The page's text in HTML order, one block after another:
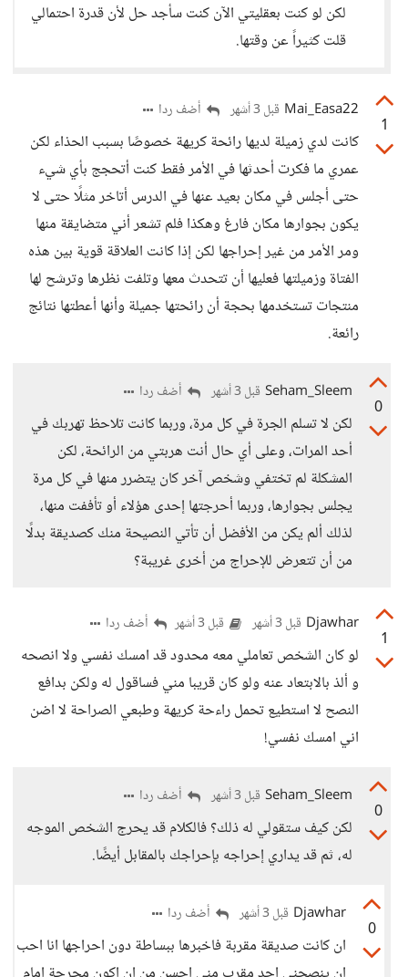
لكن لو كنت بعقليتي الآن كنت سأجد حل لأن قدرة احتمالي
قلت كثيراً عن وقتها.
1
Mai_Easa22 قبل 3 أشهر أضف ردا
كانت لدي زميلة لديها رائحة كريهة خصوصًا بسبب الحذاء لكن
عمري ما فكرت أحدثها في الأمر فقط كنت أتحجج بأي شيء
حتى أجلس في مكان بعيد عنها في الدرس أتاخر مثلًا حتى لا
يكون بجوارها مكان فارغ وهكذا فلم تشعر أني متضايقة منها
ومر الأمر من غير إحراجها لكن إذا كانت العلاقة قوية بين هذه
الفتاة وزميلتها فعليها أن تتحدث معها وتلفت نظرها وترشح لها
منتجات تستخدمها بحجة أن رائحتها جميلة وأنها أعطتها نتائج
رائعة.
0
Seham_Sleem قبل 3 أشهر أضف ردا
لكن لا تسلم الجرة في كل مرة، وربما كانت تلاحظ تهربك في
أحد المرات، وعلى أي حال أنت هربتي من الرائحة، لكن
المشكلة لم تختفي وشخص آخر كان يتضرر منها في كل مرة
يجلس بجوارها، وربما أحرجتها إحدى هؤلاء أو تأففت منها،
لذلك ألم يكن من الأفضل أن تأتي النصيحة منك كصديقة بدلًا
من أن تتعرض للإحراج من أخرى غريبة؟
1
Djawhar قبل 3 أشهر قبل 3 أشهر أضف ردا
لو كان الشخص تعاملي معه محدود قد امسك نفسي ولا انصحه
و ألذ بالابتعاد عنه ولو كان قريبا مني فساقول له ولكن بدافع
النصح لا استطيع تحمل راءحة كريهة وطبعي الصراحة لا اضن
اني امسك نفسي!
0
Seham_Sleem قبل 3 أشهر أضف ردا
لكن كيف ستقولي له ذلك؟ فالكلام قد يحرج الشخص الموجه
له، ثم قد يداري إحراجه بإحراجك بالمقابل أيضًا.
0
Djawhar قبل 3 أشهر أضف ردا
ان كانت صديقة مقربة فاخبرها ببساطة دون احراجها انا احب